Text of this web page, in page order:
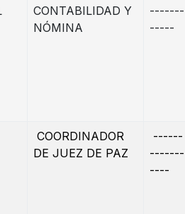
CONTABILIDAD Y
NÓMINA
-------
-----
COORDINADOR
DE JUEZ DE PAZ
------
-------
----